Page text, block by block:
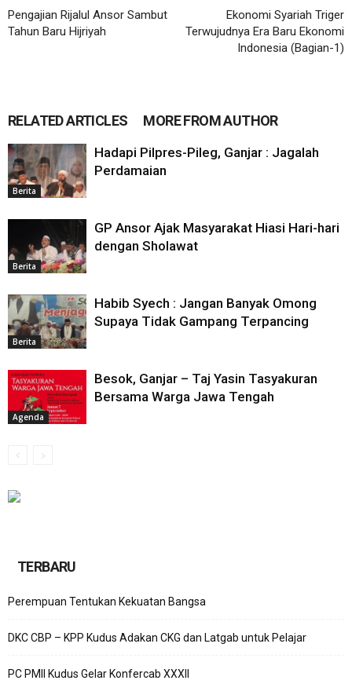
Pengajian Rijalul Ansor Sambut
Tahun Baru Hijriyah
Ekonomi Syariah Triger
Terwujudnya Era Baru Ekonomi
Indonesia (Bagian-1)
RELATED ARTICLES MORE FROM AUTHOR
Berita
Hadapi Pilpres-Pileg, Ganjar : Jagalah
Perdamaian
Berita
GP Ansor Ajak Masyarakat Hiasi Hari-hari
dengan Sholawat
Berita
Habib Syech : Jangan Banyak Omong
Supaya Tidak Gampang Terpancing
Agenda
Besok, Ganjar – Taj Yasin Tasyakuran
Bersama Warga Jawa Tengah
TERBARU
Perempuan Tentukan Kekuatan Bangsa
DKC CBP – KPP Kudus Adakan CKG dan Latgab untuk Pelajar
PC PMII Kudus Gelar Konfercab XXXII